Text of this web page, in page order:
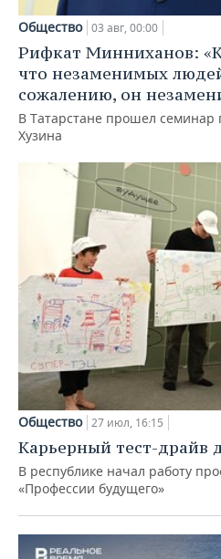
Общество 03 авг, 00:00
Рифкат Минниханов:
что незаменимых
сожалению, он
В Татарстане прошел семинар
Хузина
Общество 27 июл, 16:15
Карьерный тест-драйв
В республике начал работу
«Профессии будущего»